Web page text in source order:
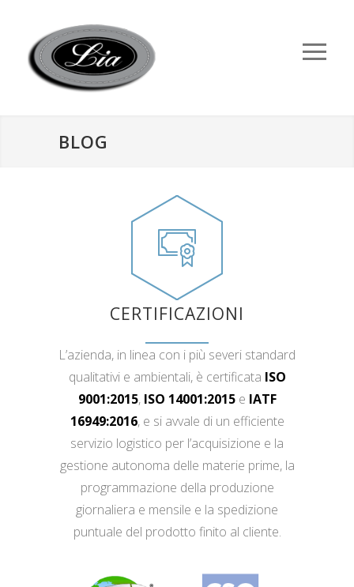
BLOG
CERTIFICAZIONI
L’azienda, in linea con i più severi standard
qualitativi e ambientali, è certificata ISO
9001:2015, ISO 14001:2015e IATF
16949:2016, e si avvale di un efficiente
servizio logistico per l’acquisizione e la
gestione autonoma delle materie prime, la
programmazione della produzione
giornaliera e mensile e la spedizione
puntuale del prodotto finito al cliente.